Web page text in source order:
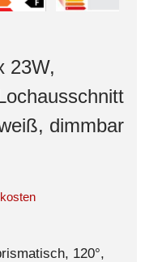
23W,
dimmbar
120°,